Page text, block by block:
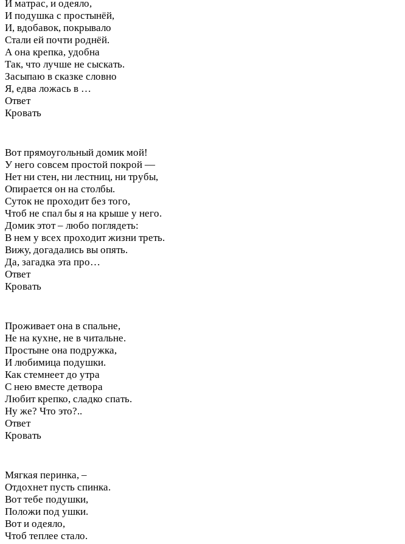
И матрас, и одеяло,
И подушка с простынёй,
И, вдобавок, покрывало
Стали ей почти роднёй.
А она крепка, удобна
Так, что лучше не сыскать.
Засыпаю в сказке словно
Я, едва ложась в …
Ответ
Кровать
Вот прямоугольный домик мой!
У него совсем простой покрой —
Нет ни стен, ни лестниц, ни трубы,
Опирается он на столбы.
Суток не проходит без того,
Чтоб не спал бы я на крыше у него.
Домик этот – любо поглядеть:
В нем у всех проходит жизни треть.
Вижу, догадались вы опять.
Да, загадка эта про…
Ответ
Кровать
Проживает она в спальне,
Не на кухне, не в читальне.
Простыне она подружка,
И любимица подушки.
Как стемнеет до утра
С нею вместе детвора
Любит крепко, сладко спать.
Ну же? Что это?..
Ответ
Кровать
Мягкая перинка, –
Отдохнет пусть спинка.
Вот тебе подушки,
Положи под ушки.
Вот и одеяло,
Чтоб теплее стало.